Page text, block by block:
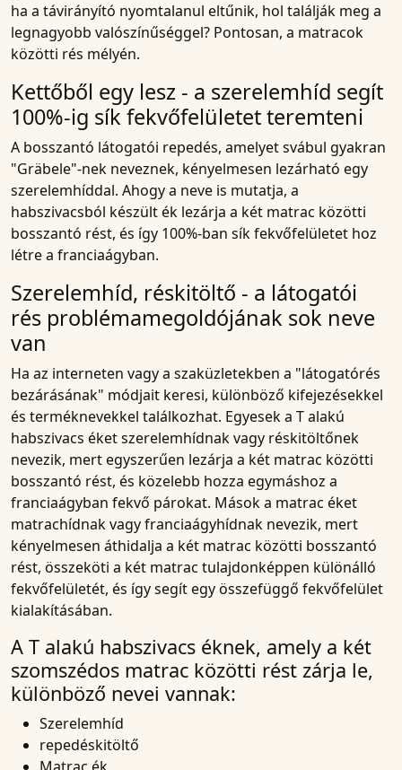
ha a távirányító nyomtalanul eltűnik, hol találják meg a
legnagyobb valószínűséggel? Pontosan, a matracok
közötti rés mélyén.
Kettőből egy lesz - a szerelemhíd segít
100%-ig sík fekvőfelületet teremteni
A bosszantó látogatói repedés, amelyet svábul gyakran
"Gräbele"-nek neveznek, kényelmesen lezárható egy
szerelemhíddal. Ahogy a neve is mutatja, a
habszivacsból készült ék lezárja a két matrac közötti
bosszantó rést, és így 100%-ban sík fekvőfelületet hoz
létre a franciaágyban.
Szerelemhíd, réskitöltő - a látogatói
rés problémamegoldójának sok neve
van
Ha az interneten vagy a szaküzletekben a "látogatórés
bezárásának" módjait keresi, különböző kifejezésekkel
és terméknevekkel találkozhat. Egyesek a T alakú
habszivacs éket szerelemhídnak vagy réskitöltőnek
nevezik, mert egyszerűen lezárja a két matrac közötti
bosszantó rést, és közelebb hozza egymáshoz a
franciaágyban fekvő párokat. Mások a matrac éket
matrachídnak vagy franciaágyhídnak nevezik, mert
kényelmesen áthidalja a két matrac közötti bosszantó
rést, összeköti a két matrac tulajdonképpen különálló
fekvőfelületét, és így segít egy összefüggő fekvőfelület
kialakításában.
A T alakú habszivacs éknek, amely a két
szomszédos matrac közötti rést zárja le,
különböző nevei vannak:
Szerelemhíd
repedéskitöltő